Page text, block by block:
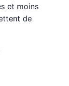
et moins
de